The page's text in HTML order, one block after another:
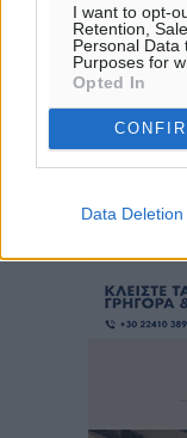
I want to opt-
Retention,
Personal Data
Purposes for
Opted In
Data Deletion